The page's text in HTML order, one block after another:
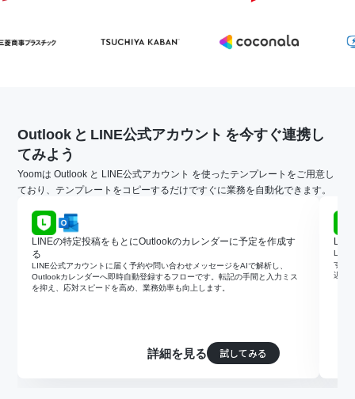
Outlook と LINE公式アカウント を今すぐ連携し
てみよう
Yoomは Outlook と LINE公式アカウント を使ったテンプレートをご用意し
ており、テンプレートをコピーするだけですぐに業務を自動化できます。
LINEの特定投稿をもとにOutlookのカレンダーに予定を作成す
る
LINE公式アカウントに届く予約や問い合わせメッセージをAIで解析し、
Outlookカレンダーへ即時自動登録するフローです。転記の手間と入力ミス
を抑え、応対スピードを高め、業務効率も向上します。
詳細を見る 試してみる
LINE
する
遅延